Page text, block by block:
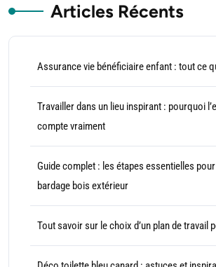
Articles Récents
Assurance vie bénéficiaire enfant : tout ce
Travailler dans un lieu inspirant : pourquoi
compte vraiment
Guide complet : les étapes essentielles
bardage bois extérieur
Tout savoir sur le choix d’un plan de travail